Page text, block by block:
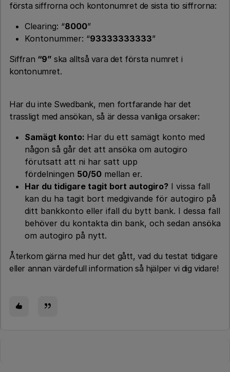
första siffrorna och kontonumret de sista tio siffrorna:
Clearing: “8000”
Kontonummer: “93333333333”
Siffran “9” ska alltså vara det första numret i
kontonumret.
Har du inte Swedbank, men fortfarande har det
trassligt med ansökan, så är dessa vanliga orsaker:
Samägt konto: Har du ett samägt konto med
någon så går det att ansöka om autogiro
förutsatt att ni har satt upp
fördelningen 50/50 mellan er.
Har du tidigare tagit bort autogiro? I vissa fall
kan du ha tagit bort medgivande för autogiro på
ditt bankkonto eller ifall du bytt bank. I dessa fall
behöver du kontakta din bank, och sedan ansöka
om autogiro på nytt.
Återkom gärna med hur det gått, vad du testat tidigare
eller annan värdefull information så hjälper vi dig vidare!